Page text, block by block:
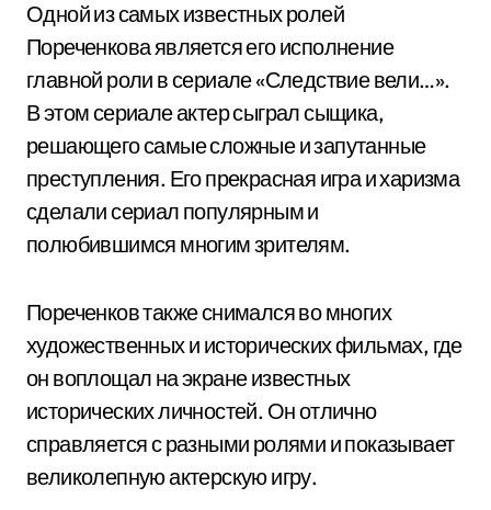
Одной из самых известных ролей
Пореченкова является его исполнение
главной роли в сериале «Следствие вели…».
В этом сериале актер сыграл сыщика,
решающего самые сложные и запутанные
преступления. Его прекрасная игра и харизма
сделали сериал популярным и
полюбившимся многим зрителям.
Пореченков также снимался во многих
художественных и исторических фильмах, где
он воплощал на экране известных
исторических личностей. Он отлично
справляется с разными ролями и показывает
великолепную актерскую игру.